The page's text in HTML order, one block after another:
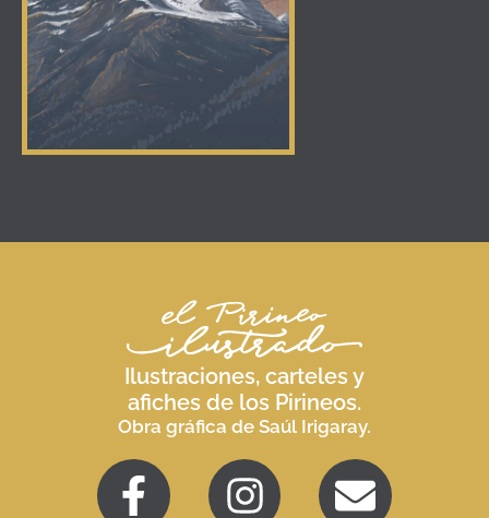
Ilustraciones, carteles y
afiches de los Pirineos.
Obra gráfica de Saúl Irigaray.